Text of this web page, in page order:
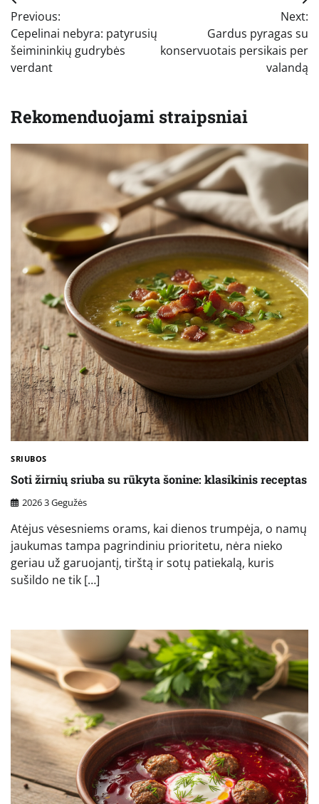
tarp
įrašų
Previous:
Cepelinai nebyra: patyrusių
šeimininkių gudrybės
verdant
Next:
Gardus pyragas su
konservuotais persikais per
valandą
Rekomenduojami straipsniai
SRIUBOS
Soti žirnių sriuba su rūkyta šonine: klasikinis receptas
2026 3 Gegužės
Atėjus vėsesniems orams, kai dienos trumpėja, o namų
jaukumas tampa pagrindiniu prioritetu, nėra nieko
geriau už garuojantį, tirštą ir sotų patiekalą, kuris
sušildo ne tik […]